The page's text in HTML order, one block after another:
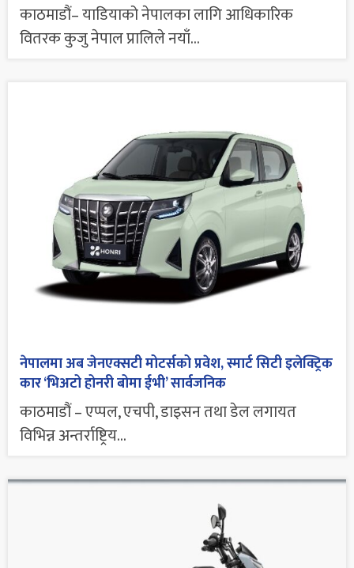
काठमाडौं– याडियाको नेपालका लागि आधिकारिक
वितरक कुजु नेपाल प्रालिले नयाँ...
नेपालमा अब जेनएक्सटी मोटर्सको प्रवेश, स्मार्ट सिटी इलेक्ट्रिक
कार ‘भिअटो होनरी बोमा ईभी’ सार्वजनिक
काठमाडौं – एप्पल, एचपी, डाइसन तथा डेल लगायत
विभिन्न अन्तर्राष्ट्रिय...